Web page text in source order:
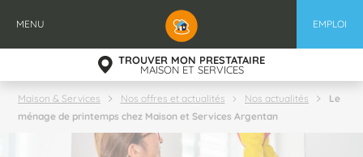
MENU EMPLOI
TROUVER MON PRESTATAIRE
MAISON ET SERVICES
Maison & Services Nos offres et actualités Nos actualités
Le
ménage de printemps chez Maison et Services Argentan